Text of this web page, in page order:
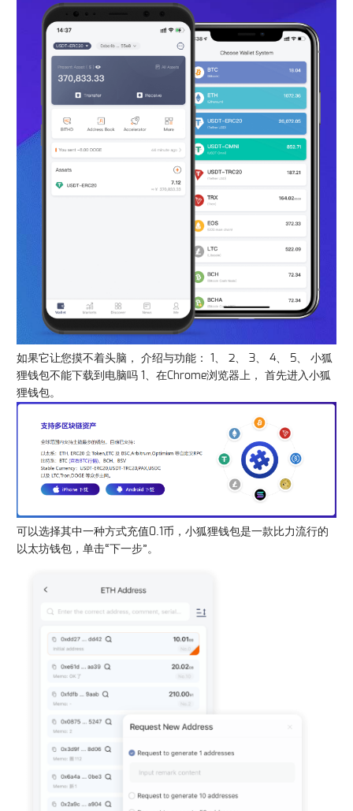
如果它让您摸不着头脑， 介绍与功能： 1、 2、 3、 4、 5、 小狐
狸钱包不能下载到电脑吗 1、在Chrome浏览器上， 首先进入小狐
狸钱包。
可以选择其中一种方式充值0.1币，小狐狸钱包是一款比力流行的
以太坊钱包，单击“下一步”。